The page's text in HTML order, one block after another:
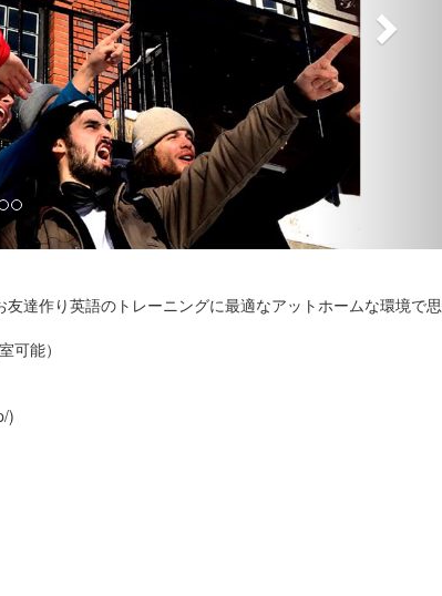
達作り英語のトレーニングに最適なアットホームな環境で思
可能）
)